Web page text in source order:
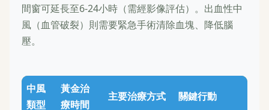
間窗可延長至6-24小時（需經影像評估）。出血性中
風（血管破裂）則需要緊急手術清除血塊、降低腦
壓。
中風
類型
黃金治
療時間
主要治療方式 關鍵行動